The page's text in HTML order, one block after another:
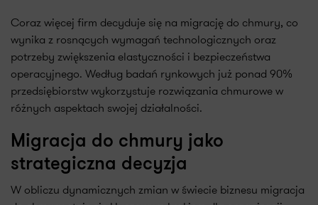
Coraz więcej firm decyduje się na migrację do chmury, co
wynika z rosnących wymagań technologicznych oraz
potrzeby zwiększenia elastyczności i bezpieczeństwa
operacyjnego. Według badań rynkowych już ponad 90%
przedsiębiorstw wykorzystuje rozwiązania chmurowe w
różnych aspektach swojej działalności.
Migracja do chmury jako
strategiczna decyzja
W obliczu dynamicznych zmian w świecie biznesu migracja